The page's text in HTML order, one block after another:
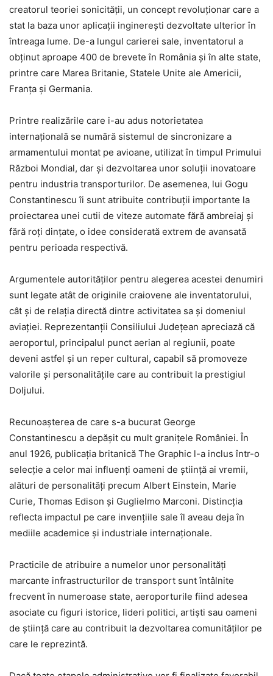
creatorul teoriei sonicității, un concept revoluționar care a
stat la baza unor aplicații inginerești dezvoltate ulterior în
întreaga lume. De-a lungul carierei sale, inventatorul a
obținut aproape 400 de brevete în România și în alte state,
printre care Marea Britanie, Statele Unite ale Americii,
Franța și Germania.
Printre realizările care i-au adus notorietatea
internațională se numără sistemul de sincronizare a
armamentului montat pe avioane, utilizat în timpul Primului
Război Mondial, dar și dezvoltarea unor soluții inovatoare
pentru industria transporturilor. De asemenea, lui Gogu
Constantinescu îi sunt atribuite contribuții importante la
proiectarea unei cutii de viteze automate fără ambreiaj și
fără roți dințate, o idee considerată extrem de avansată
pentru perioada respectivă.
Argumentele autorităților pentru alegerea acestei denumiri
sunt legate atât de originile craiovene ale inventatorului,
cât și de relația directă dintre activitatea sa și domeniul
aviației. Reprezentanții Consiliului Județean apreciază că
aeroportul, principalul punct aerian al regiunii, poate
deveni astfel și un reper cultural, capabil să promoveze
valorile și personalitățile care au contribuit la prestigiul
Doljului.
Recunoașterea de care s-a bucurat George
Constantinescu a depășit cu mult granițele României. În
anul 1926, publicația britanică The Graphic l-a inclus într-o
selecție a celor mai influenți oameni de știință ai vremii,
alături de personalități precum Albert Einstein, Marie
Curie, Thomas Edison și Guglielmo Marconi. Distincția
reflecta impactul pe care invențiile sale îl aveau deja în
mediile academice și industriale internaționale.
Practicile de atribuire a numelor unor personalități
marcante infrastructurilor de transport sunt întâlnite
frecvent în numeroase state, aeroporturile fiind adesea
asociate cu figuri istorice, lideri politici, artiști sau oameni
de știință care au contribuit la dezvoltarea comunităților pe
care le reprezintă.